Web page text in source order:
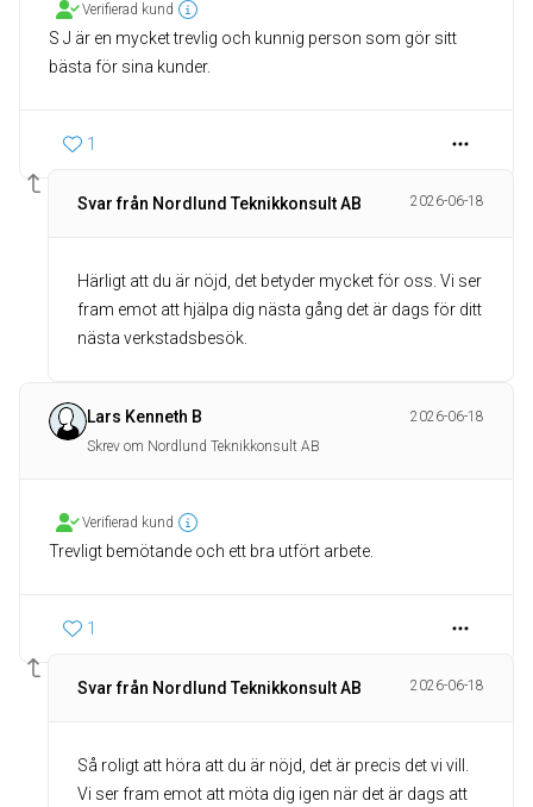
Verifierad kund
S J är en mycket trevlig och kunnig person som gör sitt
bästa för sina kunder.
1
Svar från Nordlund Teknikkonsult AB 2026-06-18
Härligt att du är nöjd, det betyder mycket för oss. Vi ser
fram emot att hjälpa dig nästa gång det är dags för ditt
nästa verkstadsbesök.
Lars Kenneth B
2026-06-18
Skrev om Nordlund Teknikkonsult AB
Verifierad kund
Trevligt bemötande och ett bra utfört arbete.
1
Svar från Nordlund Teknikkonsult AB 2026-06-18
Så roligt att höra att du är nöjd, det är precis det vi vill.
Vi ser fram emot att möta dig igen när det är dags att